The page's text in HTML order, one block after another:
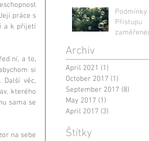
práce s
a k přijetí
ní, a to,
si
věc,
kterého
sama se
na sebe
Podmínky
Přístupu
Archiv
April 2021 (1)
October 2017 (1)
September 2017 (8)
May 2017 (1)
April 2017 (3)
Štítky